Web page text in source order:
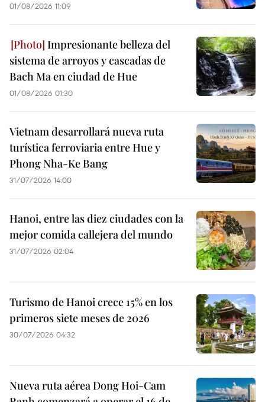
01/08/2026 11:09
Impresionante belleza del
sistema de arroyos y cascadas de
Bach Ma en ciudad de Hue
01/08/2026 01:30
Vietnam desarrollará nueva ruta
turística ferroviaria entre Hue y
Phong Nha-Ke Bang
31/07/2026 14:00
Hanoi, entre las diez ciudades con la
mejor comida callejera del mundo
31/07/2026 02:04
Turismo de Hanoi crece 15% en los
primeros siete meses de 2026
30/07/2026 04:32
Nueva ruta aérea Dong Hoi-Cam